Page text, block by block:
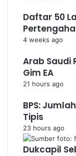
Daftar 50
4 weeks ago
Arab Saudi
Gim EA
21 hours ago
BPS:
Tipis
23 hours ago
Dukcapil